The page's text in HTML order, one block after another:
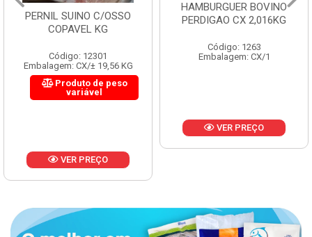
PERNIL SUINO C/OSSO
COPAVEL KG
Código: 12301
Embalagem: CX/± 19,56 KG
Produto de peso
variável
VER PREÇO
HAMBURGUER BOVINO
PERDIGAO CX 2,016KG
Código: 1263
Embalagem: CX/1
VER PREÇO